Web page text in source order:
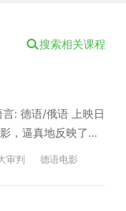
搜索相关课程
，逼真地反映了希
审判
德语电影